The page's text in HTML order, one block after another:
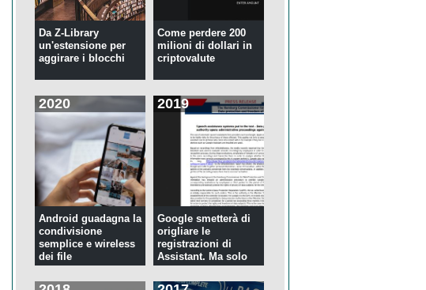
Da Z-Library
un'estensione per
aggirare i blocchi
Come perdere 200
milioni di dollari in
criptovalute
2020
Android guadagna la
condivisione
semplice e wireless
dei file
2019
Google smetterà di
origliare le
registrazioni di
Assistant. Ma solo
per tre...